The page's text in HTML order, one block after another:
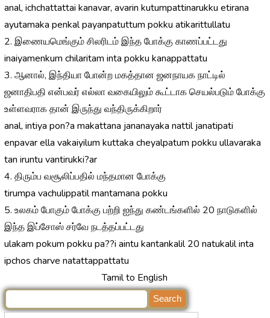
anal, ichchattattai kanavar, avarin kutumpattinarukku etirana
ayutamaka penkal payanpatuttum pokku atikarittullatu
2. இணையமெங்கும் சிலரிடம் இந்த போக்கு காணப்பட்டது
inaiyamenkum chilaritam inta pokku kanappattatu
3. ஆனால், இந்தியா போன்ற மகத்தான ஜனநாயக நாட்டில்
ஜனாதிபதி என்பவர் எல்லா வகையிலும் கூட்டாக செயல்படும் போக்கு
உள்ளவராக தான் இருந்து வந்திருக்கிறார்
anal, intiya pon?a makattana jananayaka nattil janatipati
enpavar ella vakaiyilum kuttaka cheyalpatum pokku ullavaraka
tan iruntu vantirukki?ar
4. திரும்ப வசூலிப்பதில் மந்தமான போக்கு
tirumpa vachulippatil mantamana pokku
5. உலகம் போகும் போக்கு பற்றி ஐந்து கண்டங்களில் 20 நாடுகளில்
இந்த இப்சோஸ் சர்வே நடத்தப்பட்டது
ulakam pokum pokku pa??i aintu kantankalil 20 natukalil inta
ipchos charve natattappattatu
Tamil to English